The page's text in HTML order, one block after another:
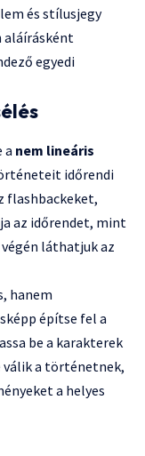
és stílusjegy
aláírásként
egyedi
a nem lineáris
időrendi
flashbackeket,
az időrendet, mint
láthatjuk az
hanem
építse fel a
be a karakterek
válik a történetnek,
a helyes